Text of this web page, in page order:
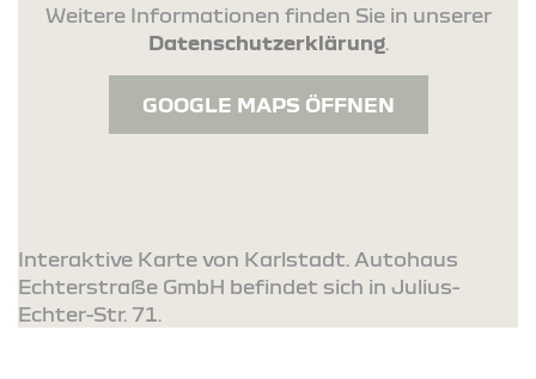
Weitere Informationen finden Sie in unserer
Datenschutzerklärung.
GOOGLE MAPS ÖFFNEN
Interaktive Karte von Karlstadt. Autohaus
Echterstraße GmbH befindet sich in Julius-
Echter-Str. 71.